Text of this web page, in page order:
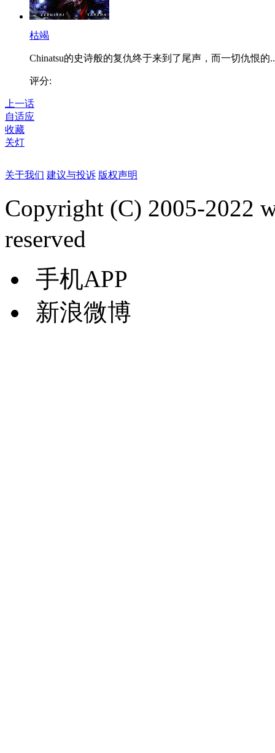
枯竭
Chinatsu的史诗般的复仇终于来到了尾声，而一切仇恨的
评分:
上一话
自适应
收藏
关灯
关于我们 建议与投诉 版权声明
Copyright (C) 2005-2022
reserved
手机APP
新浪微博